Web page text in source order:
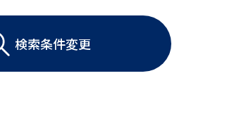
大学・短大の資料種類から請求
大学パンフ
学部・学科パンフ
総合型選抜・学校推薦型選抜 募集要項＆願書
検索条件変更